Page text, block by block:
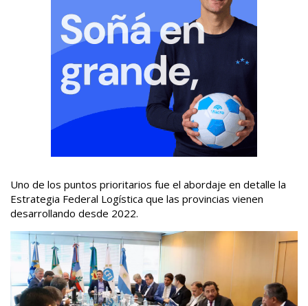
Uno de los puntos prioritarios fue el abordaje en detalle la
Estrategia Federal Logística que las provincias vienen
desarrollando desde 2022.